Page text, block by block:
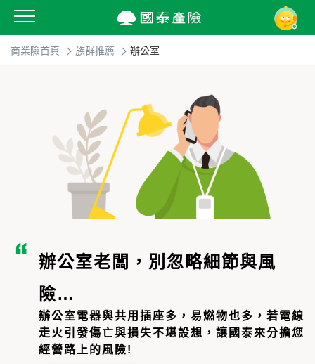
商業險首頁 族群推薦 辦公室
辦公室老闆，別忽略細節與風
險…
辦公室電器與共用插座多，易燃物也多，若電線
走火引發傷亡與損失不堪設想，讓國泰來分擔您
經營路上的風險!